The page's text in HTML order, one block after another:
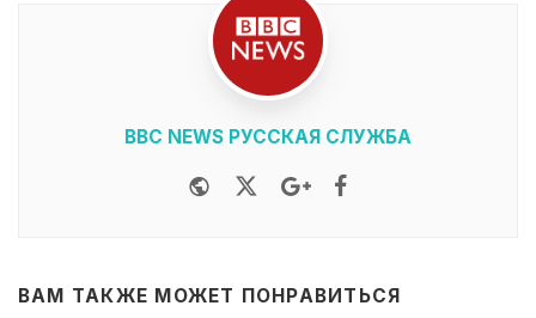
BBC NEWS РУССКАЯ СЛУЖБА
WebsiteTwitterGoogle+
ВАМ ТАКЖЕ МОЖЕТ ПОНРАВИТЬСЯ